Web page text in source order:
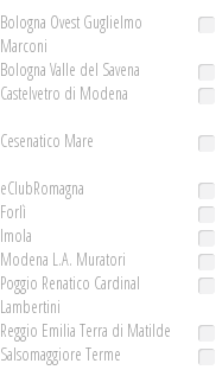
Bologna Ovest Guglielmo
Marconi
Bologna Valle del Savena
Castelvetro di Modena
Cesenatico Mare
eClubRomagna
Forlì
Imola
Modena L.A. Muratori
Poggio Renatico Cardinal
Lambertini
Reggio Emilia Terra di Matilde
Salsomaggiore Terme